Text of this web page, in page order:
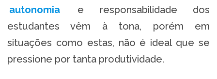
autonomia
e responsabilidade dos
estudantes vêm à tona, porém em
situações como estas, não é ideal que se
pressione por tanta produtividade.